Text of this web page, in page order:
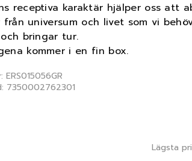
receptiva karaktär hjälper oss att
universum och livet som vi
bringar tur.
kommer i en fin box.
ERS015056GR
7350002762301
Lägsta